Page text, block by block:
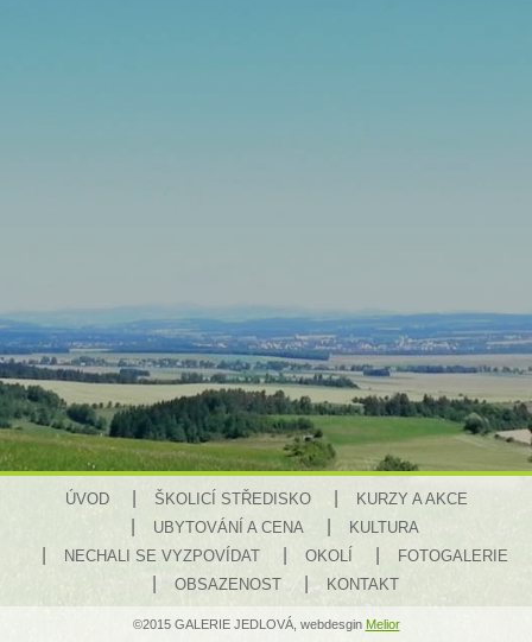
ÚVOD ŠKOLICÍ STŘEDISKO
KURZY A AKCE
UBYTOVÁNÍ A CENA
KULTURA
NECHALI SE VYZPOVÍDAT
OKOLÍ
FOTOGALERIE
OBSAZENOST
KONTAKT
©2015 GALERIE JEDLOVÁ, webdesgin Melior